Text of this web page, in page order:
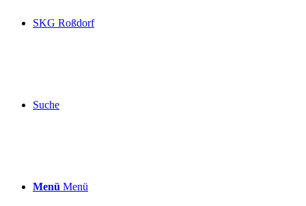
SKG Roßdorf
Suche
Menü Menü